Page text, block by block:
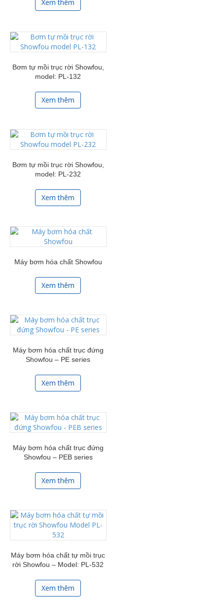
Xem thêm
Bơm tự mồi trục rời Showfou,
model: PL-132
Xem thêm
Bơm tự mồi trục rời Showfou,
model: PL-232
Xem thêm
Máy bơm hóa chất Showfou
Xem thêm
Máy bơm hóa chất trục đứng
Showfou – PE series
Xem thêm
Máy bơm hóa chất trục đứng
Showfou – PEB series
Xem thêm
Máy bơm hóa chất tự mồi trục
rời Showfou – Model: PL-532
Xem thêm